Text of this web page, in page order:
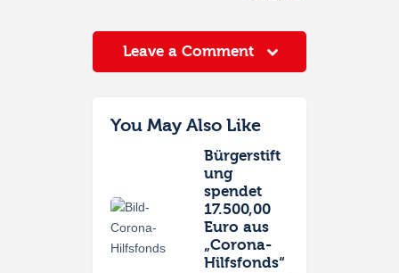
Leave a Comment
You May Also Like
Bürgerstift
ung
spendet
17.500,00
Euro aus
„Corona-
Hilfsfonds“